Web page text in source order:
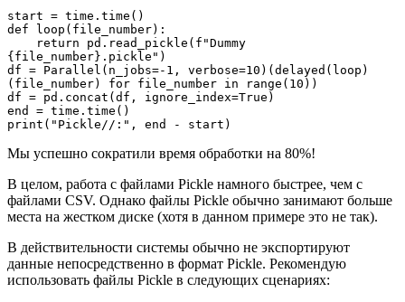
start = time.time()
def loop(file_number):
{file_number}.pickle")
df = Parallel(n_jobs=-1, verbose=10)(delayed(loop)
(file_number) for file_number in range(10))
df = pd.concat(df, ignore_index=True)
end = time.time()
print("Pickle//:", end - start)
Мы успешно сократили время обработки на 80%!
В целом, работа с файлами Pickle намного быстрее, чем с
файлами CSV. Однако файлы Pickle обычно занимают больше
места на жестком диске (хотя в данном примере это не так).
В действительности системы обычно не экспортируют
данные непосредственно в формат Pickle. Рекомендую
использовать файлы Pickle в следующих сценариях: